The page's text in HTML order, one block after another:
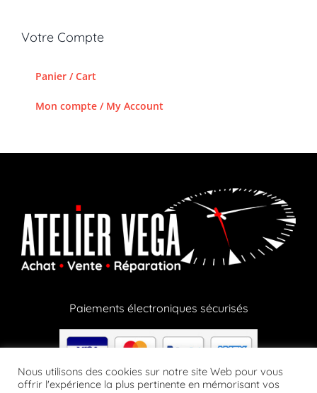
Votre Compte
Panier / Cart
Mon compte / My Account
Paiements électroniques sécurisés
Nous utilisons des cookies sur notre site Web pour vous
offrir l'expérience la plus pertinente en mémorisant vos